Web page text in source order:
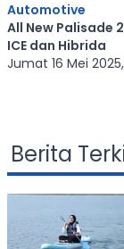
Automotive
All New Palisade
ICE dan Hibrida
Jumat 16 Mei 2025,
Berita